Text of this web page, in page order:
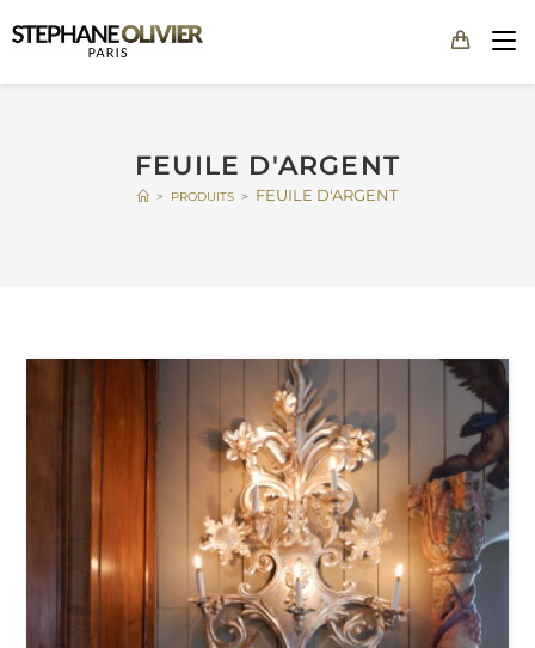
FEUILE D'ARGENT
> PRODUITS > FEUILE D'ARGENT